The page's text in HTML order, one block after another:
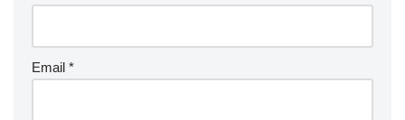
Email *